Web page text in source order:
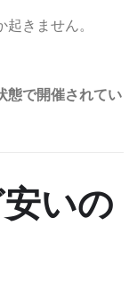
きません。
態で開催されてい
いの